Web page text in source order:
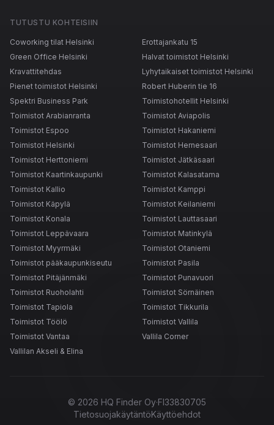
TUTUSTU KOHTEISIIN
Coworking tilat Helsinki
Erottajankatu 15
Green Office Helsinki
Halvat toimistot Helsinki
Kravattitehdas
Lyhytaikaiset toimistot Helsinki
Pienet toimistot Helsinki
Robert Huberin tie 16
Spektri Business Park
Toimistohotellit Helsinki
Toimistot Arabianranta
Toimistot Aviapolis
Toimistot Espoo
Toimistot Hakaniemi
Toimistot Helsinki
Toimistot Hernesaari
Toimistot Herttoniemi
Toimistot Jätkäsaari
Toimistot Kaartinkaupunki
Toimistot Kalasatama
Toimistot Kallio
Toimistot Kamppi
Toimistot Käpylä
Toimistot Keilaniemi
Toimistot Konala
Toimistot Lauttasaari
Toimistot Leppävaara
Toimistot Matinkylä
Toimistot Myyrmäki
Toimistot Otaniemi
Toimistot pääkaupunkiseutu
Toimistot Pasila
Toimistot Pitäjänmäki
Toimistot Punavuori
Toimistot Ruoholahti
Toimistot Sörnäinen
Toimistot Tapiola
Toimistot Tikkurila
Toimistot Töölö
Toimistot Vallila
Toimistot Vantaa
Vallila Corner
Vallilan Akseli & Elina
© 2026 HQ Finder Oy·FI33830705
TietosuojakäytäntöKäyttöehdot